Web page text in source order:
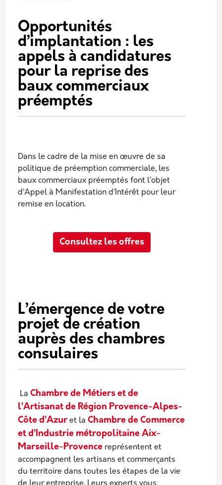
Opportunités
d’implantation : les
appels à candidatures
pour la reprise des
baux commerciaux
préemptés
Dans le cadre de la mise en œuvre de sa
politique de préemption commerciale, les
baux commerciaux préemptés font l’objet
d’Appel à Manifestation d’Intérêt pour leur
remise en location.
Consultez les offres
L’émergence de votre
projet de création
auprès des chambres
consulaires
La Chambre de Métiers et de
l’Artisanat de Région Provence-Alpes-
Côte d’Azuret la Chambre de Commerce
et d’Industrie métropolitaine Aix-
Marseille-Provence représentent et
accompagnent les artisans et commerçants
du territoire dans toutes les étapes de la vie